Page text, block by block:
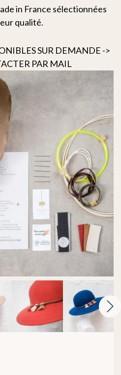
in France sélectionnées
qualité.
SUR DEMANDE ->
PAR MAIL